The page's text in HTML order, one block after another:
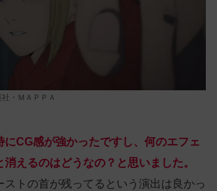
社・ＭＡＰＰＡ
にCG感が強かったですし、何のエフェ
消えるのはどうなの？と思いました。
ストの首が残ってるという演出は良かっ